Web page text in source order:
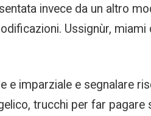
invece da un altro
Ussignùr,
e imparziale e segnalare
trucchi per far pagare